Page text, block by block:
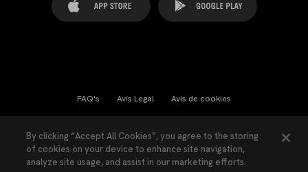
FAQ's Avís Legal Avís de cookies
Llei de Transparència Política de Privacitat
By clicking “Accept All Cookies”, you agree to the storing
of cookies on your device to enhance site navigation,
analyze site usage, and assist in our marketing efforts.